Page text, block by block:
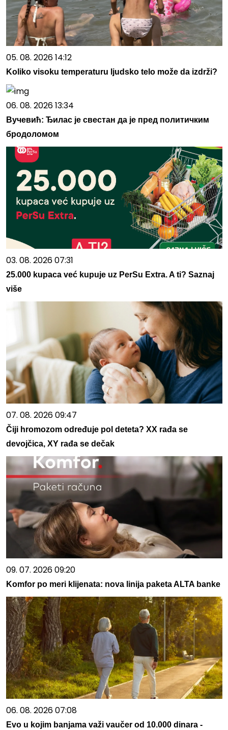
05. 08. 2026 14:12
Koliko visoku temperaturu ljudsko telo može da izdrži?
06. 08. 2026 13:34
Вучевић: Ђилас је свестан да је пред политичким
бродоломом
03. 08. 2026 07:31
25.000 kupaca već kupuje uz PerSu Extra. A ti? Saznaj
više
07. 08. 2026 09:47
Čiji hromozom određuje pol deteta? XX rađa se
devojčica, XY rađa se dečak
09. 07. 2026 09:20
Komfor po meri klijenata: nova linija paketa ALTA banke
06. 08. 2026 07:08
Evo u kojim banjama važi vaučer od 10.000 dinara -